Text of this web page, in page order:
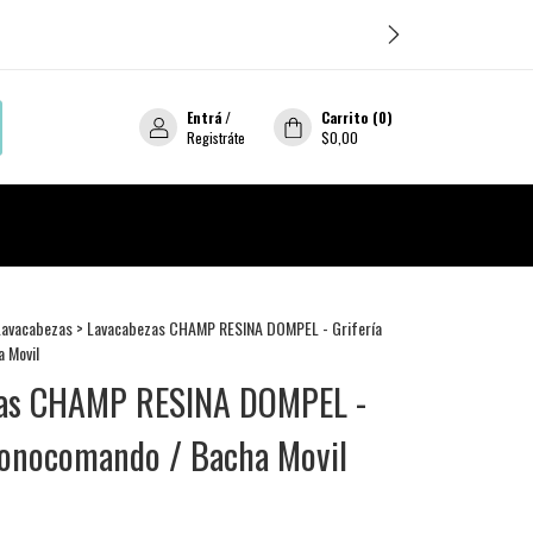
Entrá /
Registráte
Carrito (0)
$0,00
> Lavacabezas CHAMP RESINA DOMPEL - Grifería
Movil
CHAMP RESINA DOMPEL -
/ Bacha Movil